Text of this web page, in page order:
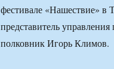
фестивале «Нашествие» в
представитель
полковник Игорь Климов.